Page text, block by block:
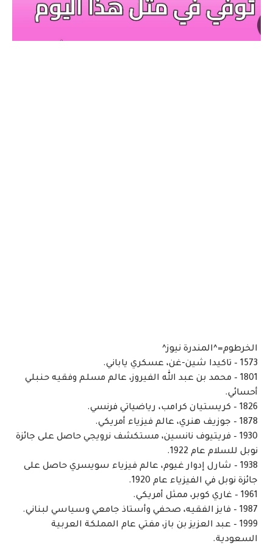
الخرطوم=^المندرة نيوز^
1573 – تاكيدا شين-غن، عسكري ياباني.
1801 – محمد بن عبد الله الفيروز، عالم مسلم وفقيه حنبلي
أحسائي.
1826 – كريستيان كرامب، رياضياتي فرنسي.
1878 – جوزيف هنري، عالم فيزياء أمريكي.
1930 – فريتيوف نانسين، مستكشف نرويجي حاصل على جائزة
نوبل للسلام عام 1922.
1938 – شارل إدوار غيوم، عالم فيزياء سويسري حاصل على
جائزة نوبل في الفيزياء عام 1920.
1961 – غاري كوبر، ممثل أمريكي.
1987 – فايز الفقيه، صحفي وأستاذ جامعي وسياسي لبناني.
1999 – عبد العزيز بن باز، مفتي عام المملكة العربية
السعودية.